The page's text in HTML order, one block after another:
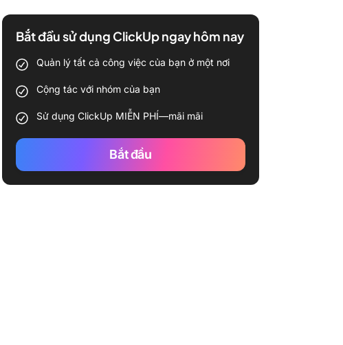
Bắt đầu sử dụng ClickUp ngay hôm nay
Quản lý tất cả công việc của bạn ở một nơi
Cộng tác với nhóm của bạn
Sử dụng ClickUp MIỄN PHÍ—mãi mãi
Bắt đầu